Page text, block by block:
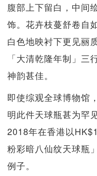
腹部上下留白，中间
饰。花卉枝蔓舒卷自
白色地映衬下更见丽
「大清乾隆年制」三
神韵甚佳。
即使综观全球博物馆
明此件天球瓶甚为罕
2018年在香港以
粉彩暗八仙纹天球瓶
例子。